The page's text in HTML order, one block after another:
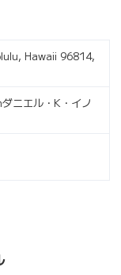
Hawaii 96814,
ニエル・K・イノ